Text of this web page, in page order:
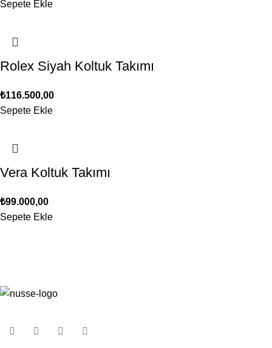
Sepete Ekle
Rolex Siyah Koltuk Takımı
₺116.500,00
Sepete Ekle
Vera Koltuk Takımı
₺99.000,00
Sepete Ekle